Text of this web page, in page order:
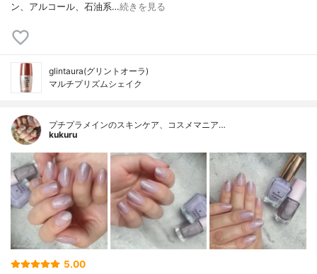
ン、アルコール、石油系…続きを見る
glintaura(グリントオーラ)
マルチプリズムシェイク
プチプラメインのスキンケア、コスメマニア…
kukuru
5.00